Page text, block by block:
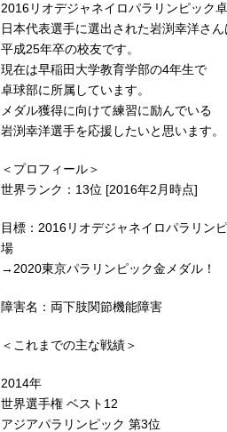
2016リオデジャネイロパラリンピック
日本代表選手に選出された岩渕幸洋さん
平成25年卒の校友です。
現在は早稲田大学教育学部の4年生で
卓球部に所属しています。
メダル獲得に向けて練習に励んでいる
岩渕幸洋選手を応援したいと思います。
＜プロフィール＞
世界ランク：13位 [2016年2月時点]
目標：2016リオデジャネイロパラリン
場
→2020東京パラリンピック金メダル！
障害名：両下肢関節機能障害
＜これまでの主な戦績＞
2014年
世界選手権 ベスト12
アジアパラリンピック 第3位